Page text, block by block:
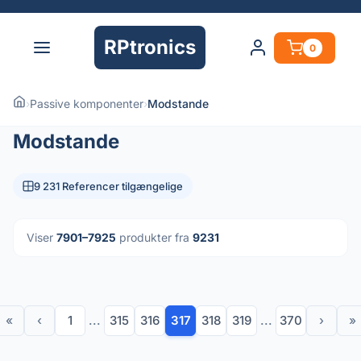
RPtronics 0
›Passive komponenter›Modstande
Modstande
9 231 Referencer tilgængelige
Viser 7901–7925 produkter fra 9231
« ‹ 1 ... 315 316 317 318 319 ... 370 › »